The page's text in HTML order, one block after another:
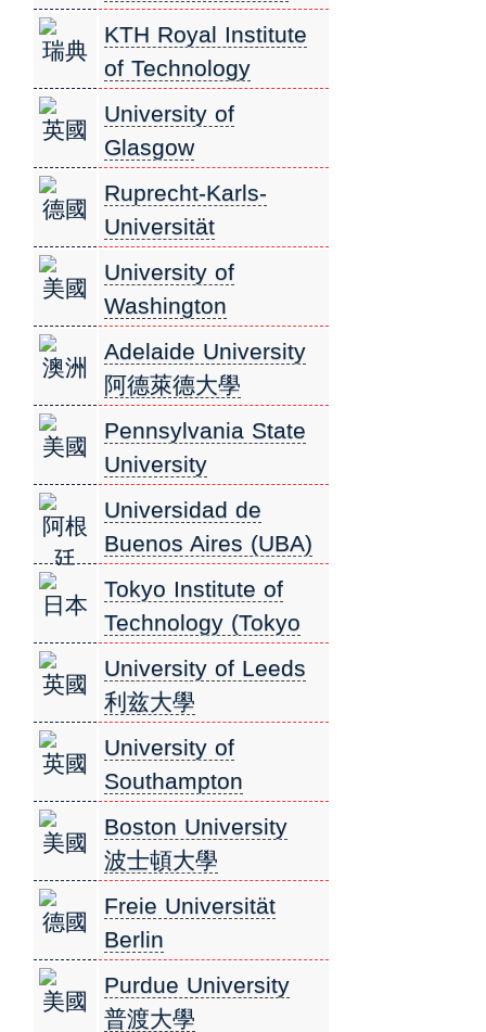
西澳大學
瑞典
KTH Royal Institute
of Technology
瑞典皇家理工學院
英國
University of
Glasgow
格拉斯哥大學
德國
Ruprecht-Karls-
Universität
Heidelberg 海德堡大
學
美國
University of
Washington
華盛頓大學
澳洲
Adelaide University
阿德萊德大學
美國
Pennsylvania State
University
賓州州立大學
阿根
廷
Universidad de
Buenos Aires (UBA)
布宜諾斯艾利斯大學
日本
Tokyo Institute of
Technology (Tokyo
Tech) 東京工業大學
英國
University of Leeds
利兹大學
英國
University of
Southampton
南安普敦大學
美國
Boston University
波士頓大學
德國
Freie Universität
Berlin
柏林自由大學
美國
Purdue University
普渡大學